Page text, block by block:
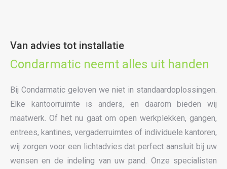
Van advies tot installatie
Condarmatic neemt alles uit handen
Bij Condarmatic geloven we niet in standaardoplossingen.
Elke kantoorruimte is anders, en daarom bieden wij
maatwerk. Of het nu gaat om open werkplekken, gangen,
entrees, kantines, vergaderruimtes of individuele kantoren,
wij zorgen voor een lichtadvies dat perfect aansluit bij uw
wensen en de indeling van uw pand. Onze specialisten